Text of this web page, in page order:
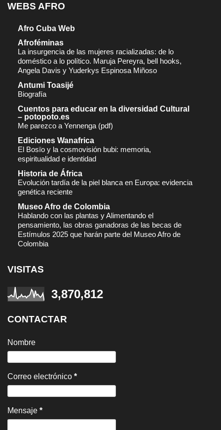
WEBS AFRO
Afro Cuba Web
Afroféminas
La insurgencia de las mujeres racializadas: de lo
doméstico a lo político. Maruja Pereyra, bell hooks,
Angela Davis y Yuderkys Espinosa Miñoso
Antumi Toasijé
Biografía
Cuentos para educar en la diversidad Cultural
– potopoto.es
Me parezco a Yennenga (pdf)
Ediciones Wanafrica
El Bosïo y la cosmovisión bubi: memoria,
espiritualidad e identidad
Historia de África
Evolución tardía de la piel blanca en Europa: evidencia
genética reciente
Museo Afro de Colombia
Hablando con las plantas y Alimentando el
pensamiento, las obras ganadoras de las becas de
Estímulos 2025 que harán parte del Museo Afro de
Colombia
VISITAS
3,870,812
CONTACTAR
Nombre
Correo electrónico *
Mensaje *